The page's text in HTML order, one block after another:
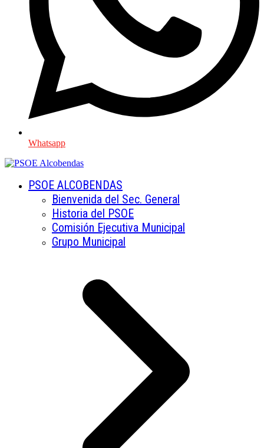
Whatsapp
PSOE ALCOBENDAS
Bienvenida del Sec. General
Historia del PSOE
Comisión Ejecutiva Municipal
Grupo Municipal